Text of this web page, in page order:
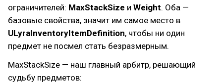
ограничителей: MaxStackSize и Weight. Оба —
базовые свойства, значит им самое место в
ULyraInventoryItemDefinition, чтобы ни один
предмет не посмел стать безразмерным.
MaxStackSize — наш главный арбитр, решающий
судьбу предметов: